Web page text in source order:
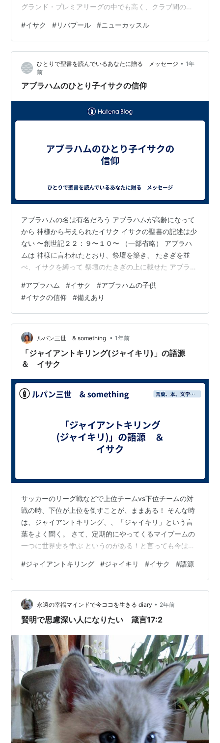
グランド・プレミアリーグの中でも高く、クラブ間の合
カッスルは経営陣が変わって資金力が高くなった印象が
あるのですが、派手さよりも確実な補強でのチーム作り
を行ってきていると思いますし、その象徴がイタリア代
表ＭＦトナーリ、そしてイサクだと思いますし。 もっと
もイサクの気持ちが離れているのであれば、最終的にニ
ューカッスル側が折れることになるとは思います…
#イサク #リバプール #ニューカッスル
ひとりで聖書を読んでいるあなたに贈る メッセージ • 1年
前
アブラハムのひとり子イサクの信仰
アブラハムの名は有名だろう アブラハムが高齢になって
から 神様から与えられたイサク イサクの聖書の記述は少
ない 〜創世記２２：９〜１０〜 （一部省略） アブラハ
ムは 神様に言われたとおり、祭壇を築き、 たきぎを並
べ、イサクを縛って 祭壇のたきぎの上に載せた アブラハ
このとき神様が止めに入って、 身代わりとして、神様が
用意してくださっていた 一頭の雄羊をみつける 同時に、
神様は 〜創世記２２：１２〜 〜あなたのひとり子をさ
え、 わたしのために惜しまないので、 あなたが神を恐れ
るものであることを わたしは今知った といわれた アブ
ラハムの信仰は…
#アブラハム #イサク #アブラハムの子供
#イサクの信仰 #備えあり
ルパン三世 & something • 1年前
「ジャイアントキリング(ジャイキリ)」の語源
＆ イサク
サッカーのリーグ戦などで上位チームvs下位チームの対
戦の時、下位が上位を倒すことが、ままある！ そんな時
は、ジャイアントキリング、、「ジャイキリ」という言
葉をよく聞く。 さて、定期的にやってくるマイブームの
一つに世界史を学ぶ というのがある！と言っても今は、
アのゼロから歴史塾』の「旧約聖書 歴史編」を聞いてい
たら、この「ジャイキリ」に出くわした！それによる
と、、 紀元前1000年頃のイスラエル王国でのこと。３メ
ートルの巨人ゴリアテの襲来に手を焼いていたサウル王
に退治を名乗り出た羊飼いダビデは、投石で見事ゴリア
#ジャイアントキリング #ジャイキリ #イサク #語源
永遠の幸福マインドで今ココを生きる diary • 2年前
賢明で思慮深い人になりたい 箴言17:2